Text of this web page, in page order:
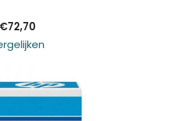
€72,70